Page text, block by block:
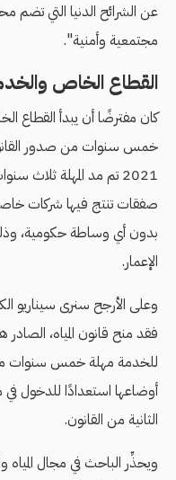
عن الشرائح الدنيا التي
مجتمعية وأمنية".
القطاع الخاص
كان مفترضًا أن يبدأ القطاع
خمس سنوات من صدور
2021 تم مد المهلة
صفقات تنتج فيها شركات خاصة
بدون أي وساطة حكومية،
الإعمار.
فقد منح قانون المياه، الصادر
للخدمة مهلة خمس سنوات من
أوضاعها استعدادًا للدخول
الثانية من القانون.
ويحذِّر الباحث في مجال المياه